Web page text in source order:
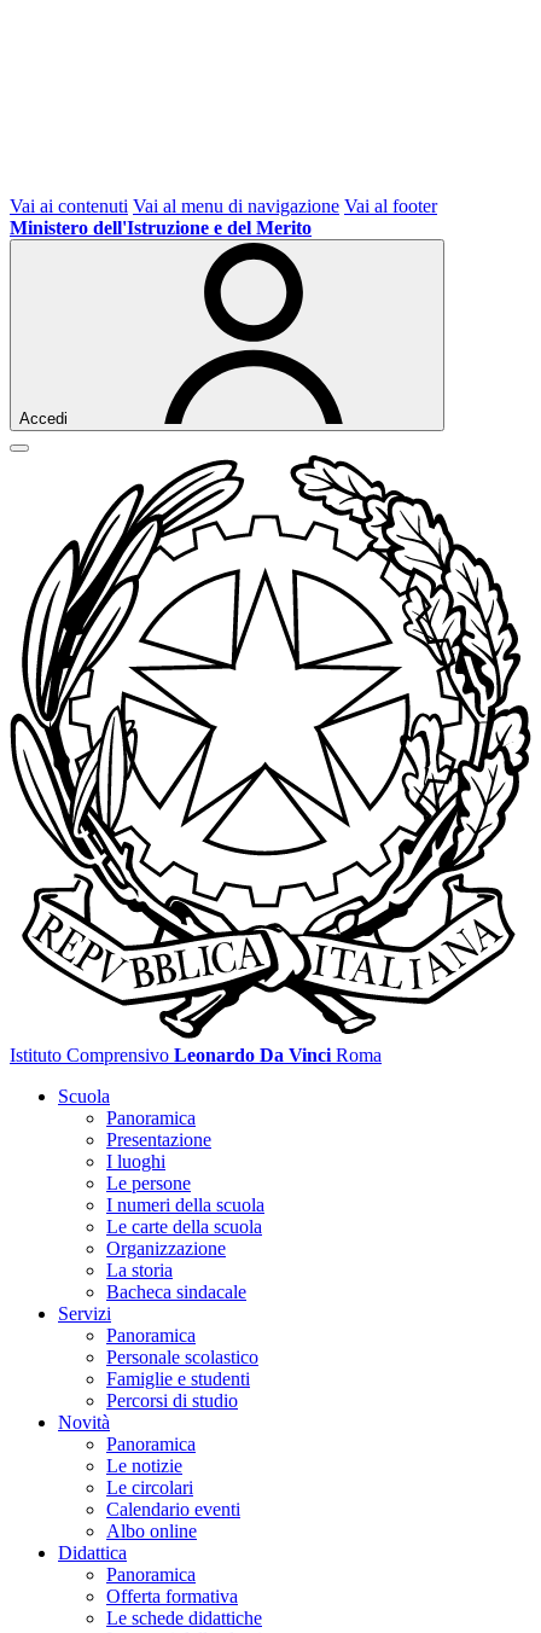
Vai ai contenuti Vai al menu di navigazione Vai al footer
Ministero dell'Istruzione e del Merito
Accedi
Istituto Comprensivo Leonardo Da Vinci Roma
Scuola
Panoramica
Presentazione
I luoghi
Le persone
I numeri della scuola
Le carte della scuola
Organizzazione
La storia
Bacheca sindacale
Servizi
Panoramica
Personale scolastico
Famiglie e studenti
Percorsi di studio
Novità
Panoramica
Le notizie
Le circolari
Calendario eventi
Albo online
Didattica
Panoramica
Offerta formativa
Le schede didattiche